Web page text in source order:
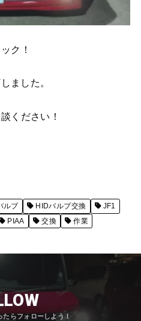
ク！
ました。
ください！
ルブ HIDバルブ交換
JF1
PIAA 交換
作業